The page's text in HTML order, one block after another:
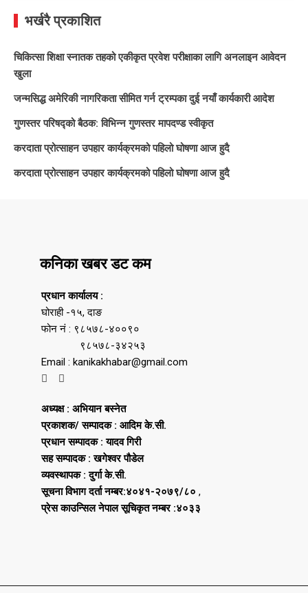
भर्खरै प्रकाशित
चिकित्सा शिक्षा स्नातक तहको एकीकृत प्रवेश परीक्षाका लागि अनलाइन आवेदन
खुला
जन्मसिद्ध अमेरिकी नागरिकता सीमित गर्न ट्रम्पका दुई नयाँ कार्यकारी आदेश
गुणस्तर परिषद्को बैठक: विभिन्न गुणस्तर मापदण्ड स्वीकृत
करदाता प्रोत्साहन उपहार कार्यक्रमको पहिलो घोषणा आज हुदै
करदाता प्रोत्साहन उपहार कार्यक्रमको पहिलो घोषणा आज हुदै
कनिका खबर डट कम
प्रधान कार्यालय :
घोराही -१५, दाङ
फोन नं : ९८५७८-४००९०
९८५७८-३४२५३
Email : kanikakhabar@gmail.com
अध्यक्ष : अभियान बस्नेत
प्रकाशक/ सम्पादक : आदिम के.सी.
प्रधान सम्पादक : यादव गिरी
सह सम्पादक : खगेश्वर पौडेल
व्यवस्थापक : दुर्गा के.सी.
सूचना विभाग दर्ता नम्बर:४०४१-२०७९/८० ,
प्रेस काउन्सिल नेपाल सूचिकृत नम्बर :४०३३